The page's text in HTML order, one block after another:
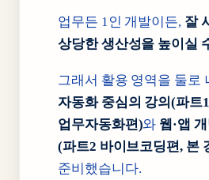
업무든 1인 개발이든, 잘
상당한 생산성을 높이실
그래서 활용 영역을 둘로
자동화 중심의 강의(파트1
업무자동화편)와 웹·앱
(파트2 바이브코딩편, 본
준비했습니다.